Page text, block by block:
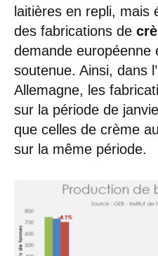
laitières en repli, mais
des fabrications de
demande européenne
soutenue. Ainsi, dans
Allemagne, les
sur la période de
que celles de crème
sur la même période.